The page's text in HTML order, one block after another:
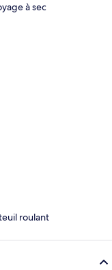
à sec
roulant